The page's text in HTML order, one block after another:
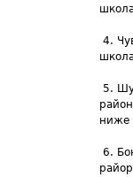
4.
5.
ниже
6.